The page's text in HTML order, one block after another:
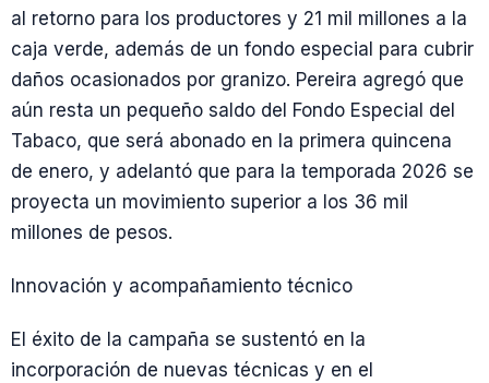
al retorno para los productores y 21 mil millones a la
caja verde, además de un fondo especial para cubrir
daños ocasionados por granizo. Pereira agregó que
aún resta un pequeño saldo del Fondo Especial del
Tabaco, que será abonado en la primera quincena
de enero, y adelantó que para la temporada 2026 se
proyecta un movimiento superior a los 36 mil
millones de pesos.
Innovación y acompañamiento técnico
El éxito de la campaña se sustentó en la
incorporación de nuevas técnicas y en el